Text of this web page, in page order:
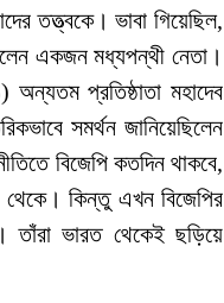
তত্ত্বকে। ভাবা গিয়েছিল,
একজন মধ্যপন্থী নেতা।
প্রতিষ্ঠাতা মহাদেব
সমর্থন জানিয়েছিলেন
বিজেপি কতদিন থাকবে,
কিন্তু এখন বিজেপির
তাঁরা ভারত থেকেই ছড়িয়ে